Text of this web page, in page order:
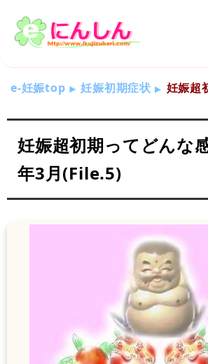
e-妊娠top 妊娠初期症状 妊娠超
妊娠超初期ってどんな
年3月(File.5)